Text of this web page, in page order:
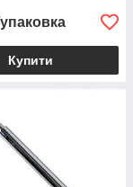
Купити